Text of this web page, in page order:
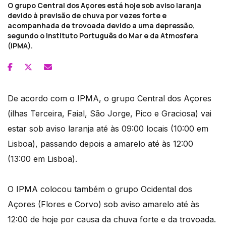
O grupo Central dos Açores está hoje sob aviso laranja
devido à previsão de chuva por vezes forte e
acompanhada de trovoada devido a uma depressão,
segundo o Instituto Português do Mar e da Atmosfera
(IPMA).
De acordo com o IPMA, o grupo Central dos Açores
(ilhas Terceira, Faial, São Jorge, Pico e Graciosa) vai
estar sob aviso laranja até às 09:00 locais (10:00 em
Lisboa), passando depois a amarelo até às 12:00
(13:00 em Lisboa).
O IPMA colocou também o grupo Ocidental dos
Açores (Flores e Corvo) sob aviso amarelo até às
12:00 de hoje por causa da chuva forte e da trovoada.